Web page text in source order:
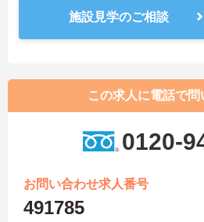
施設見学のご相談
この求人に電話で問
0120-
お問い合わせ求人番号
491785